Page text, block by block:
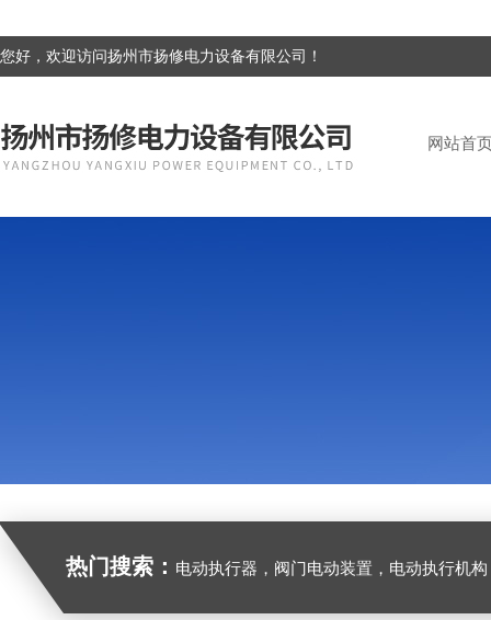
您好，欢迎访问扬州市扬修电力设备有限公司！
网站首
热门搜索： 电动执行器，阀门电动装置，电动执行机构，阀门驱动装置，电动头，角行